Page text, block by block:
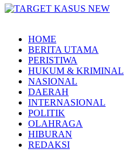
HOME
BERITA UTAMA
PERISTIWA
HUKUM & KRIMINAL
NASIONAL
DAERAH
INTERNASIONAL
POLITIK
OLAHRAGA
HIBURAN
REDAKSI